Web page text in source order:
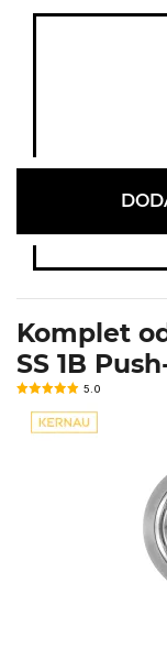
Komplet
SS 1B
5.0